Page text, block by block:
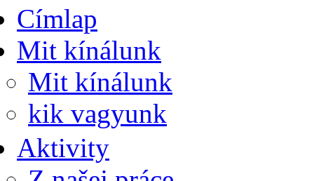
Címlap
Mit kínálunk
Mit kínálunk
kik vagyunk
Aktivity